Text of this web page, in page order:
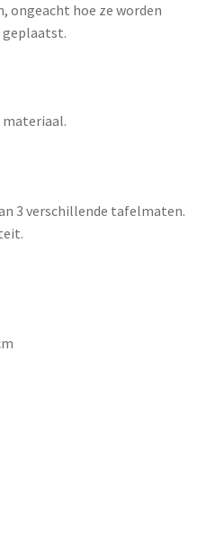
ongeacht hoe ze worden
geplaatst.
materiaal.
3 verschillende tafelmaten.